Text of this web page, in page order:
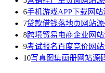
6手机游戏APP下载网站
7贷款借钱落地页网站
8跨境贸易电商企业网
9考试报名百度竞价网
10写真图集画册网站源